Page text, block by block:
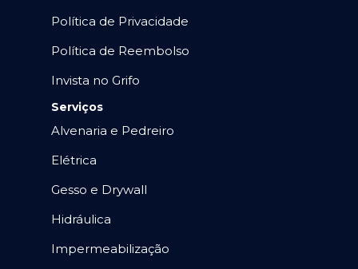
Política de Privacidade
Política de Reembolso
Invista no Grifo
Serviços
Alvenaria e Pedreiro
Elétrica
Gesso e Drywall
Hidráulica
Impermeabilização